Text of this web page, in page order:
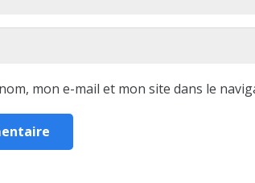
mon e-mail et mon site dans le